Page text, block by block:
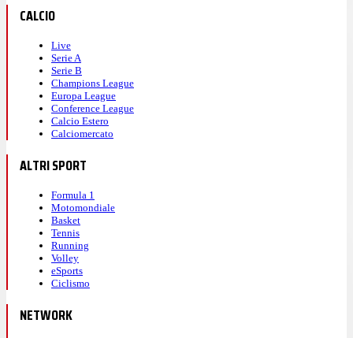
CALCIO
Live
Serie A
Serie B
Champions League
Europa League
Conference League
Calcio Estero
Calciomercato
ALTRI SPORT
Formula 1
Motomondiale
Basket
Tennis
Running
Volley
eSports
Ciclismo
NETWORK